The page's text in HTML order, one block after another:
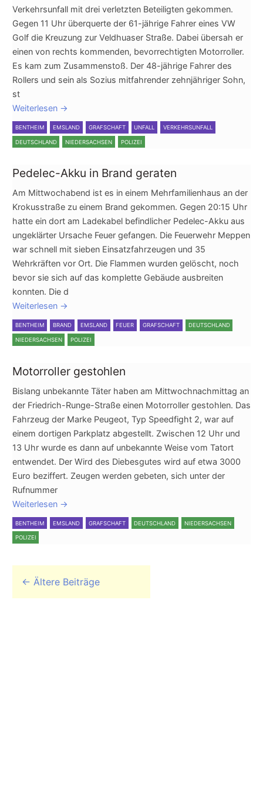
Verkehrsunfall mit drei verletzten Beteiligten gekommen.
Gegen 11 Uhr überquerte der 61-jährige Fahrer eines VW
Golf die Kreuzung zur Veldhuaser Straße. Dabei übersah er
einen von rechts kommenden, bevorrechtigten Motorroller.
Es kam zum Zusammenstoß. Der 48-jährige Fahrer des
Rollers und sein als Sozius mitfahrender zehnjähriger Sohn,
st
Weiterlesen →
BENTHEIM EMSLAND GRAFSCHAFT UNFALL VERKEHRSUNFALL
DEUTSCHLAND NIEDERSACHSEN POLIZEI
Pedelec-Akku in Brand geraten
Am Mittwochabend ist es in einem Mehrfamilienhaus an der
Krokusstraße zu einem Brand gekommen. Gegen 20:15 Uhr
hatte ein dort am Ladekabel befindlicher Pedelec-Akku aus
ungeklärter Ursache Feuer gefangen. Die Feuerwehr Meppen
war schnell mit sieben Einsatzfahrzeugen und 35
Wehrkräften vor Ort. Die Flammen wurden gelöscht, noch
bevor sie sich auf das komplette Gebäude ausbreiten
konnten. Die d
Weiterlesen →
BENTHEIM BRAND EMSLAND FEUER GRAFSCHAFT DEUTSCHLAND
NIEDERSACHSEN POLIZEI
Motorroller gestohlen
Bislang unbekannte Täter haben am Mittwochnachmittag an
der Friedrich-Runge-Straße einen Motorroller gestohlen. Das
Fahrzeug der Marke Peugeot, Typ Speedfight 2, war auf
einem dortigen Parkplatz abgestellt. Zwischen 12 Uhr und
13 Uhr wurde es dann auf unbekannte Weise vom Tatort
entwendet. Der Wird des Diebesgutes wird auf etwa 3000
Euro beziffert. Zeugen werden gebeten, sich unter der
Rufnummer
Weiterlesen →
BENTHEIM EMSLAND GRAFSCHAFT DEUTSCHLAND NIEDERSACHSEN
POLIZEI
Beitrags-Navigation
← Ältere Beiträge